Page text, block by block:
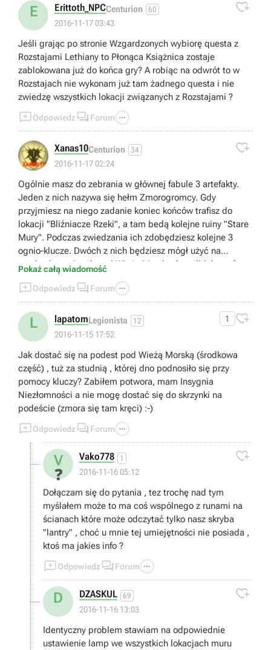
E Erittoth_NPCCenturion 60
2016-11-17 03:43

Jeśli grając po stronie Wzgardzonych wybiorę questa z
Rozstajami Lethiany to Płonąca Książnica zostaje
zablokowana już do końca gry? A robiąc na odwrót to w
Rozstajach nie wykonam już tam żadnego questa i nie
zwiedzę wszystkich lokacji związanych z Rozstajami ?
Odpowiedz  Forum 
Xanas10Centurion 34
2016-11-17 02:24

Ogólnie masz do zebrania w głównej fabule 3 artefakty.
Jeden z nich nazywa się hełm Zmorogromcy. Gdy
przyjmiesz na niego zadanie koniec końców trafisz do
lokacji "Bliźniacze Rzeki", a tam bedą kolejne ruiny "Stare
Mury". Podczas zwiedzania ich zdobędziesz kolejne 3
ognio-klucze. Dwóch z nich będziesz mógł użyć na
zamkach w ruinach pod Wieżą Morską, by odblokować
skarby. :) Mam nadzieję że pomogłem :)
Pokaż całą wiadomość
Odpowiedz  Forum 
L lapatomLegionista 12
2016-11-15 17:52
1 
Jak dostać się na podest pod Wieżą Morską (środkowa
część) , tuż za studnią , której dno podnosiło się przy
pomocy kluczy? Zabiłem potwora, mam Insygnia
Niezłomności a nie mogę dostać się do skrzynki na
podeście (zmora się tam kręci) :-)
Odpowiedz  Forum 
V
❓
Vako778 1
2016-11-16 05:12

Dołączam się do pytania , tez trochę nad tym
myślałem może to ma coś wspólnego z runami na
ścianach które może odczytać tylko nasz skryba
"lantry" , choć u mnie tej umiejętności nie posiada ,
ktoś ma jakies info ?
Odpowiedz  Forum 
D DZASKUL 69
2016-11-16 13:03

Identyczny problem stawiam na odpowiednie
ustawienie lamp we wszystkich lokacjach muru